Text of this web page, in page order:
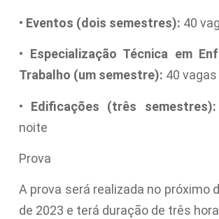
• Eventos (dois semestres): 40
• Especialização Técnica em
Trabalho (um semestre): 40
• Edificações (três semestres):
noite
Prova
A prova será realizada no próximo
de 2023 e terá duração de três